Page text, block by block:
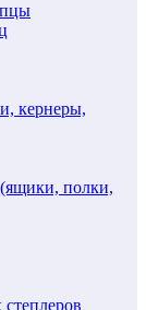
кернеры,
полки,